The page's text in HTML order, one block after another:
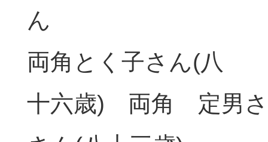
ん
両角とく子さん(八
十六歳) 両角 定男